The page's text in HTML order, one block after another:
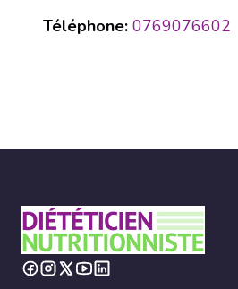
Téléphone: 0769076602